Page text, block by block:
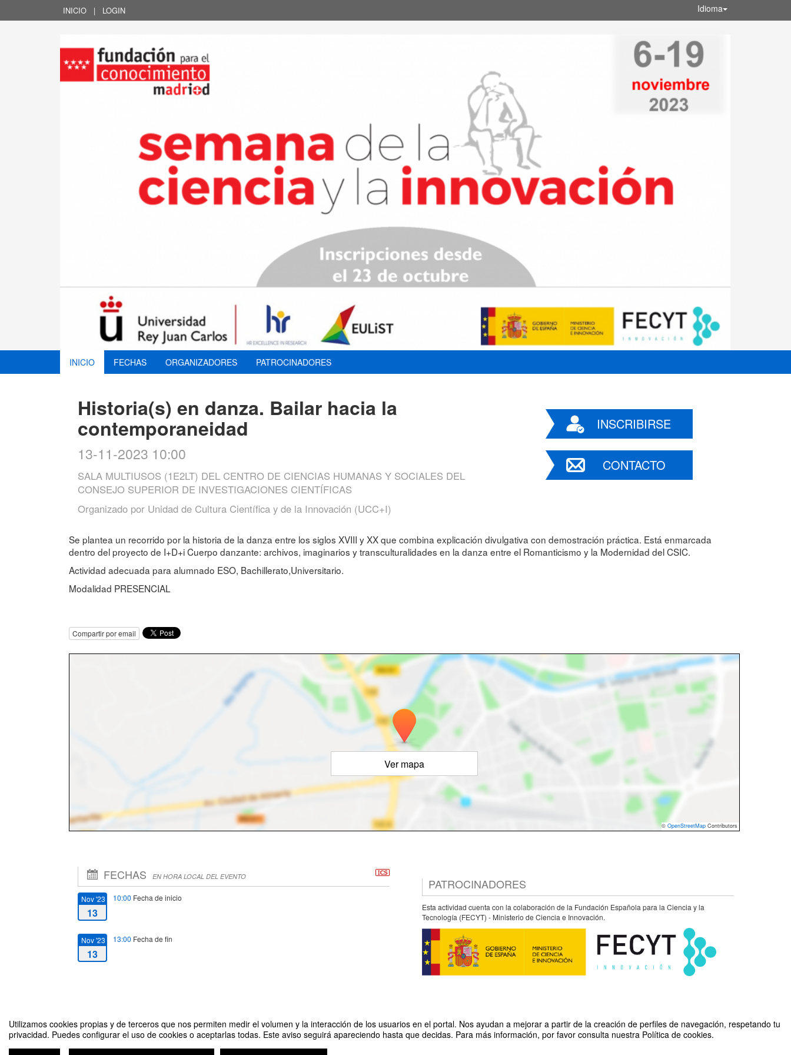
Utilizamos cookies propias y de terceros que nos permiten medir el volumen y la interacción de los usuarios en el portal. Nos ayudan a mejorar a partir de la creación de perfiles de navegación, respetando tu
privacidad. Puedes configurar el uso de cookies o aceptarlas todas. Este aviso seguirá apareciendo hasta que decidas. Para más información, por favor consulta nuestra Política de cookies.
INICIO | LOGIN Idioma
INICIO FECHAS ORGANIZADORES PATROCINADORES
Historia(s) en danza. Bailar hacia la
contemporaneidad
13-11-2023 10:00
SALA MULTIUSOS (1E2LT) DEL CENTRO DE CIENCIAS HUMANAS Y SOCIALES DEL
CONSEJO SUPERIOR DE INVESTIGACIONES CIENTÍFICAS
Organizado por Unidad de Cultura Científica y de la Innovación (UCC+I)
INSCRIBIRSE
CONTACTO
Se plantea un recorrido por la historia de la danza entre los siglos XVIII y XX que combina explicación divulgativa con demostración práctica. Está enmarcada
dentro del proyecto de I+D+i Cuerpo danzante: archivos, imaginarios y transculturalidades en la danza entre el Romanticismo y la Modernidad del CSIC.
Actividad adecuada para alumnado ESO, Bachillerato,Universitario.
Modalidad PRESENCIAL
Compartir por email
Ver mapa
© OpenStreetMap Contributors
FECHAS EN HORA LOCAL DEL EVENTO
Nov '23
13
10:00 Fecha de inicio
Nov '23
13
13:00 Fecha de fin
PATROCINADORES
Esta actividad cuenta con la colaboración de la Fundación Española para la Ciencia y la
Tecnología (FECYT) - Ministerio de Ciencia e Innovación.
Historia(s) en danza. Bailar hacia la contemporaneidad Organizado por Unidad de Cultura Científica y de la Innovación (UCC+I)